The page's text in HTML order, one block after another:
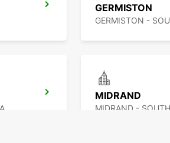
GERMISTON
GERMISTON -
MIDRAND
MIDRAND -